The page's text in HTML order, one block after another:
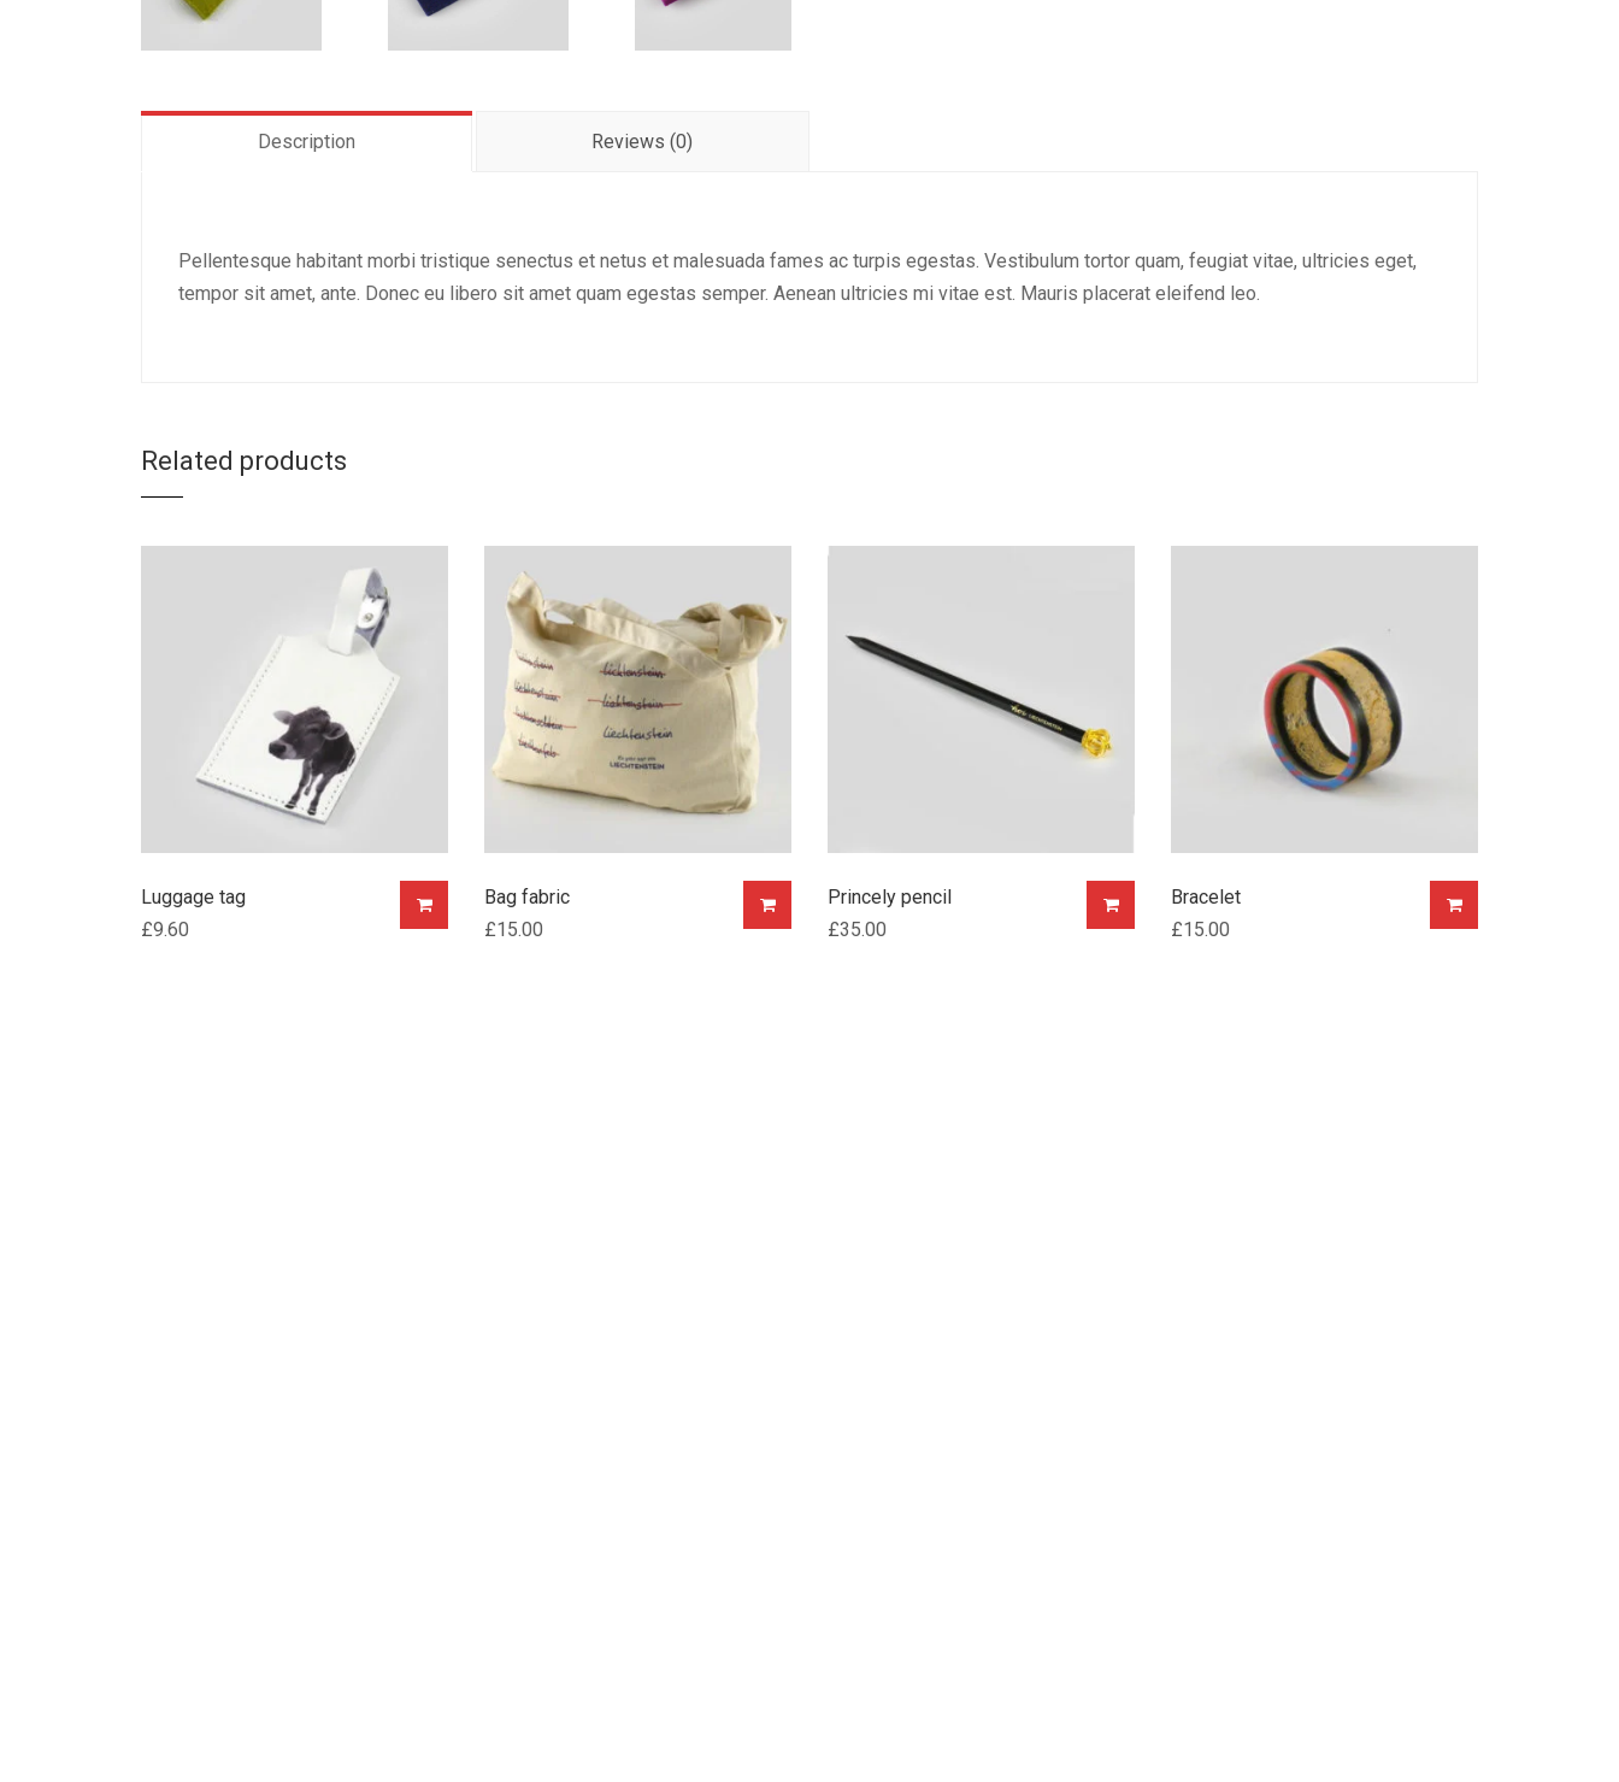
Description Reviews (0)
Pellentesque habitant morbi tristique senectus et netus et malesuada fames ac turpis egestas. Vestibulum tortor quam, feugiat vitae, ultricies eget,
tempor sit amet, ante. Donec eu libero sit amet quam egestas semper. Aenean ultricies mi vitae est. Mauris placerat eleifend leo.
Related products
Luggage tag
£9.60
Bag fabric
£15.00
Princely pencil
£35.00
Bracelet
£15.00